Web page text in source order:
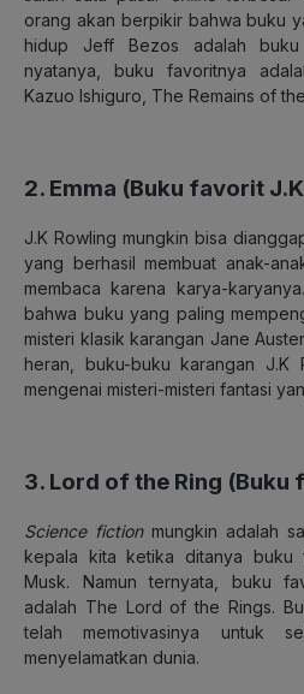
orang akan berpikir bahwa buku
hidup Jeff Bezos adalah buku
nyatanya, buku favoritnya
Kazuo Ishiguro, The Remains of
2. Emma (Buku favorit
J.K Rowling mungkin bisa
yang berhasil membuat anak-
membaca karena karya-
bahwa buku yang paling
misteri klasik karangan Jane
heran, buku-buku karangan J.K
mengenai misteri-misteri fantasi
3. Lord of the Ring (Buku
Science fictionmungkin adalah
kepala kita ketika ditanya buku
Musk. Namun ternyata, buku
adalah The Lord of the Rings.
telah memotivasinya untuk
menyelamatkan dunia.